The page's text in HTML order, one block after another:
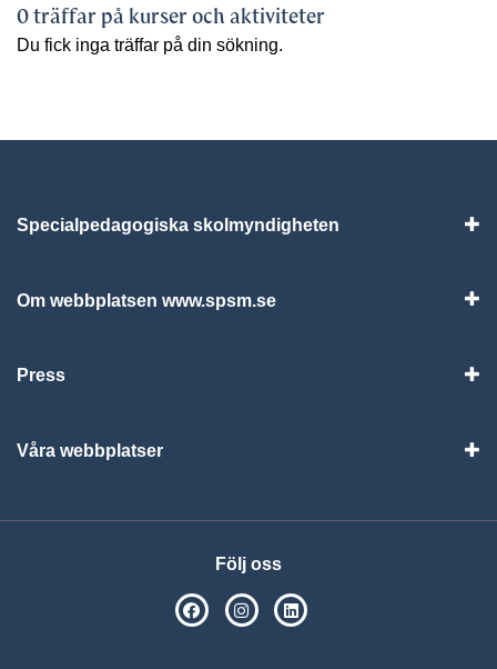
0 träffar på kurser och aktiviteter
Du fick inga träffar på din sökning.
Specialpedagogiska skolmyndigheten
Om webbplatsen www.spsm.se
Press
Våra webbplatser
Följ oss
SPSM på Facebook
SPSM på Instagram